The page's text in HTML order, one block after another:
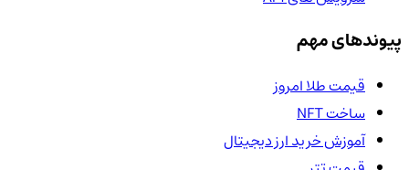
پیوندهای مهم
قیمت طلا امروز
ساخت NFT
آموزش خرید ارز دیجیتال